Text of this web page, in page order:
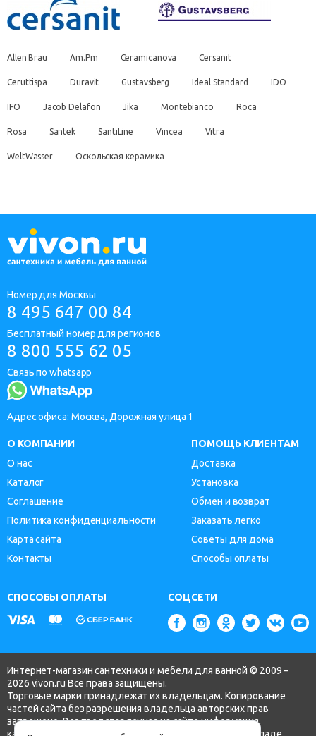
Allen Brau Am.Pm Ceramicanova Cersanit
Ceruttispa Duravit Gustavsberg Ideal Standard IDO
IFO Jacob Delafon Jika Montebianco Roca
Rosa Santek SantiLine Vincea Vitra
WeltWasser Оскольская керамика
Номер для Москвы
8 495 647 00 84
Бесплатный номер для регионов
8 800 555 62 05
Связь по whatsapp
Адрес офиса: Москва, Дорожная улица 1
О КОМПАНИИ
О нас
Каталог
Соглашение
Политика конфиденциальности
Карта сайта
Контакты
ПОМОЩЬ КЛИЕНТАМ
Доставка
Установка
Обмен и возврат
Заказать легко
Советы для дома
Способы оплаты
СПОСОБЫ ОПЛАТЫ СОЦСЕТИ
Интернет-магазин сантехники и мебели для ванной © 2009 –
2026 vivon.ru Все права защищены.
Торговые марки принадлежат их владельцам. Копирование
частей сайта без разрешения владельца авторских прав
запрещено. Вся представленная на сайте информация,